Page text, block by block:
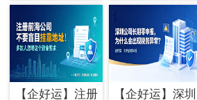
【企好运】注册 【企好运】深圳